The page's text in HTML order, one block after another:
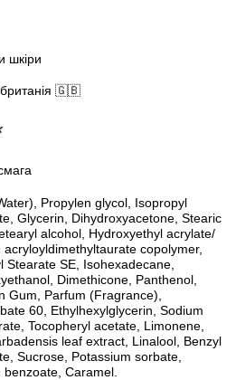
шкіри
🇬🇧
Propylen glycol, Isopropyl
Glycerin, Dihydroxyacetone, Stearic
alcohol, Hydroxyethyl acrylate/
acryloyldimethyltaurate copolymer,
Stearate SE, Isohexadecane,
Dimethicone, Panthenol,
Gum, Parfum (Fragrance),
60, Ethylhexylglycerin, Sodium
Tocopheryl acetate, Limonene,
leaf extract, Linalool, Benzyl
Sucrose, Potassium sorbate,
benzoate, Caramel.